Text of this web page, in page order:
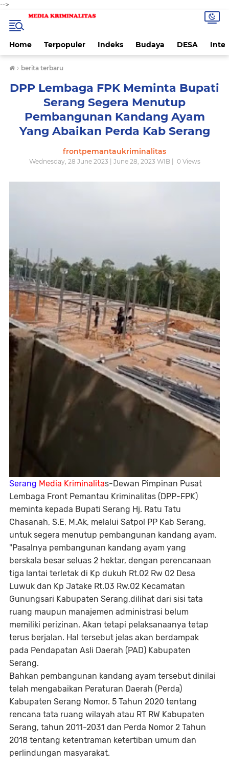
-->
Home Terpopuler Indeks Budaya DESA
› berita terbaru
DPP Lembaga FPK Meminta Bupati
Serang Segera Menutup
Pembangunan Kandang Ayam
Yang Abaikan Perda Kab Serang
frontpemantaukriminalitas
Wednesday, 28 June 2023 | June 28, 2023 WIB | 0Views
Serang Media Kriminalitas-Dewan Pimpinan Pusat
Lembaga Front Pemantau Kriminalitas (DPP-FPK)
meminta kepada Bupati Serang Hj. Ratu Tatu
Chasanah, S.E, M.Ak, melalui Satpol PP Kab Serang,
untuk segera menutup pembangunan kandang ayam.
"Pasalnya pembangunan kandang ayam yang
berskala besar seluas 2 hektar, dengan perencanaan
tiga lantai terletak di Kp dukuh Rt.02 Rw 02 Desa
Luwuk dan Kp Jatake Rt.03 Rw.02 Kecamatan
Gunungsari Kabupaten Serang,dilihat dari sisi tata
ruang maupun manajemen administrasi belum
memiliki perizinan. Akan tetapi pelaksanaanya tetap
terus berjalan. Hal tersebut jelas akan berdampak
pada Pendapatan Asli Daerah (PAD) Kabupaten
Serang.
Bahkan pembangunan kandang ayam tersebut dinilai
telah mengabaikan Peraturan Daerah (Perda)
Kabupaten Serang Nomor. 5 Tahun 2020 tentang
rencana tata ruang wilayah atau RT RW Kabupaten
Serang, tahun 2011-2031 dan Perda Nomor 2 Tahun
2018 tentang ketentraman ketertiban umum dan
perlindungan masyarakat.